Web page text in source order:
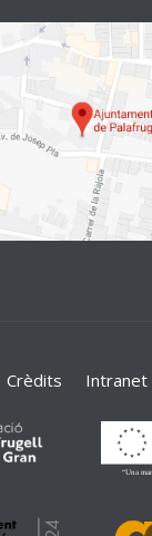
Crèdits Intranet